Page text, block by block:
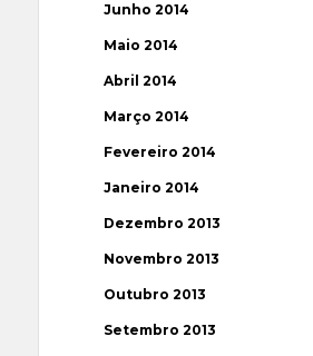
Junho 2014
Maio 2014
Abril 2014
Março 2014
Fevereiro 2014
Janeiro 2014
Dezembro 2013
Novembro 2013
Outubro 2013
Setembro 2013